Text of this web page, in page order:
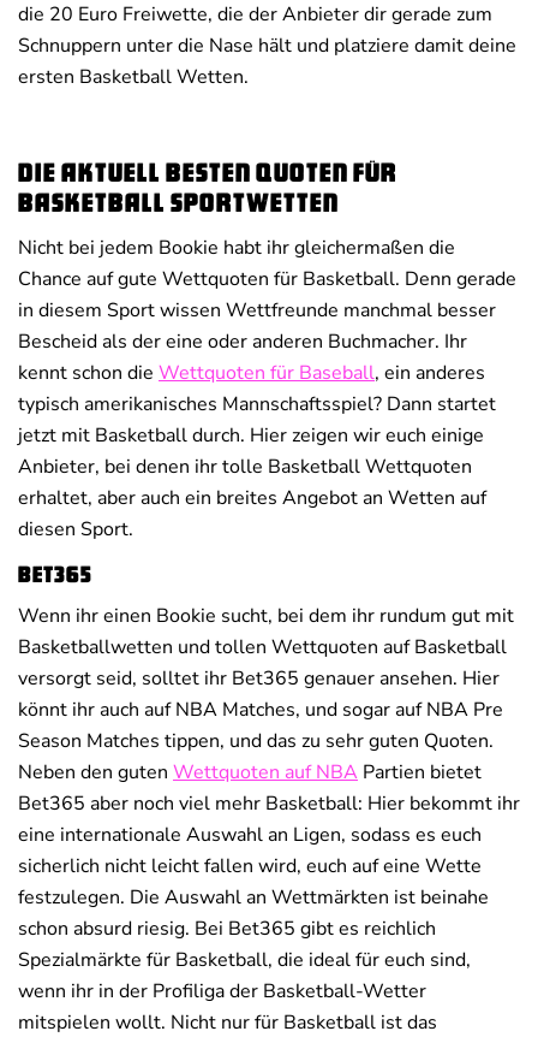
die 20 Euro Freiwette, die der Anbieter dir gerade zum
Schnuppern unter die Nase hält und platziere damit deine
ersten Basketball Wetten.
Die aktuell besten Quoten für
Basketball Sportwetten
Nicht bei jedem Bookie habt ihr gleichermaßen die
Chance auf gute Wettquoten für Basketball. Denn gerade
in diesem Sport wissen Wettfreunde manchmal besser
Bescheid als der eine oder anderen Buchmacher. Ihr
kennt schon die Wettquoten für Baseball, ein anderes
typisch amerikanisches Mannschaftsspiel? Dann startet
jetzt mit Basketball durch. Hier zeigen wir euch einige
Anbieter, bei denen ihr tolle Basketball Wettquoten
erhaltet, aber auch ein breites Angebot an Wetten auf
diesen Sport.
Bet365
Wenn ihr einen Bookie sucht, bei dem ihr rundum gut mit
Basketballwetten und tollen Wettquoten auf Basketball
versorgt seid, solltet ihr Bet365 genauer ansehen. Hier
könnt ihr auch auf NBA Matches, und sogar auf NBA Pre
Season Matches tippen, und das zu sehr guten Quoten.
Neben den guten Wettquoten auf NBA Partien bietet
Bet365 aber noch viel mehr Basketball: Hier bekommt ihr
eine internationale Auswahl an Ligen, sodass es euch
sicherlich nicht leicht fallen wird, euch auf eine Wette
festzulegen. Die Auswahl an Wettmärkten ist beinahe
schon absurd riesig. Bei Bet365 gibt es reichlich
Spezialmärkte für Basketball, die ideal für euch sind,
wenn ihr in der Profiliga der Basketball-Wetter
mitspielen wollt. Nicht nur für Basketball ist das